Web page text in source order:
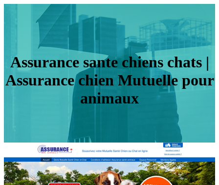
Assurance sante chiens chats |
Assurance chien Mutuelle pour
animaux